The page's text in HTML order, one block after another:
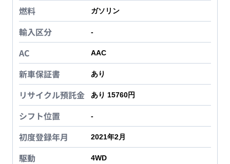
燃料 ガソリン
輸入区分 -
AC AAC
新車保証書 あり
リサイクル預託金 あり 15760円
シフト位置 -
初度登録年月 2021年2月
駆動 4WD